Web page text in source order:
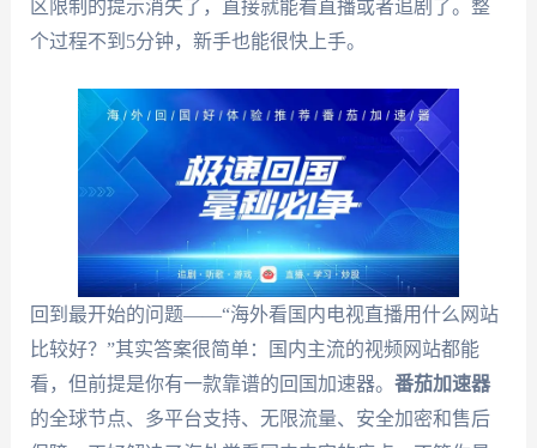
区限制的提示消失了，直接就能看直播或者追剧了。整
个过程不到5分钟，新手也能很快上手。
回到最开始的问题——“海外看国内电视直播用什么网站
比较好？”其实答案很简单：国内主流的视频网站都能
看，但前提是你有一款靠谱的回国加速器。 番茄加速器
的全球节点、多平台支持、无限流量、安全加密和售后